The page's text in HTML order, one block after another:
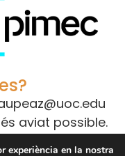
aviat possible.
experiència en la nostra